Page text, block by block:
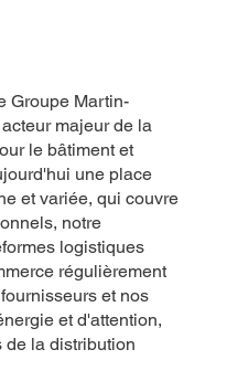
Groupe Martin-
majeur de la
le bâtiment et
une place
et variée, qui couvre
notre
logistiques
régulièrement
et nos
et d'attention,
la distribution